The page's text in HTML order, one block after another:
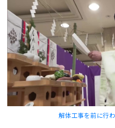
解体工事を前に行